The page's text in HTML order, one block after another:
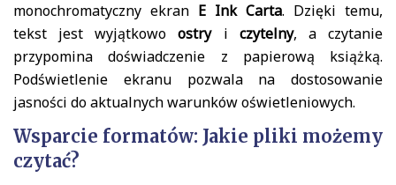
monochromatyczny ekran E Ink Carta. Dzięki temu,
tekst jest wyjątkowoostryi czytelny, a czytanie
przypomina doświadczenie z papierową książką.
Podświetlenie ekranu pozwala na dostosowanie
jasności do aktualnych warunków oświetleniowych.
Wsparcie formatów: Jakie pliki możemy
czytać?